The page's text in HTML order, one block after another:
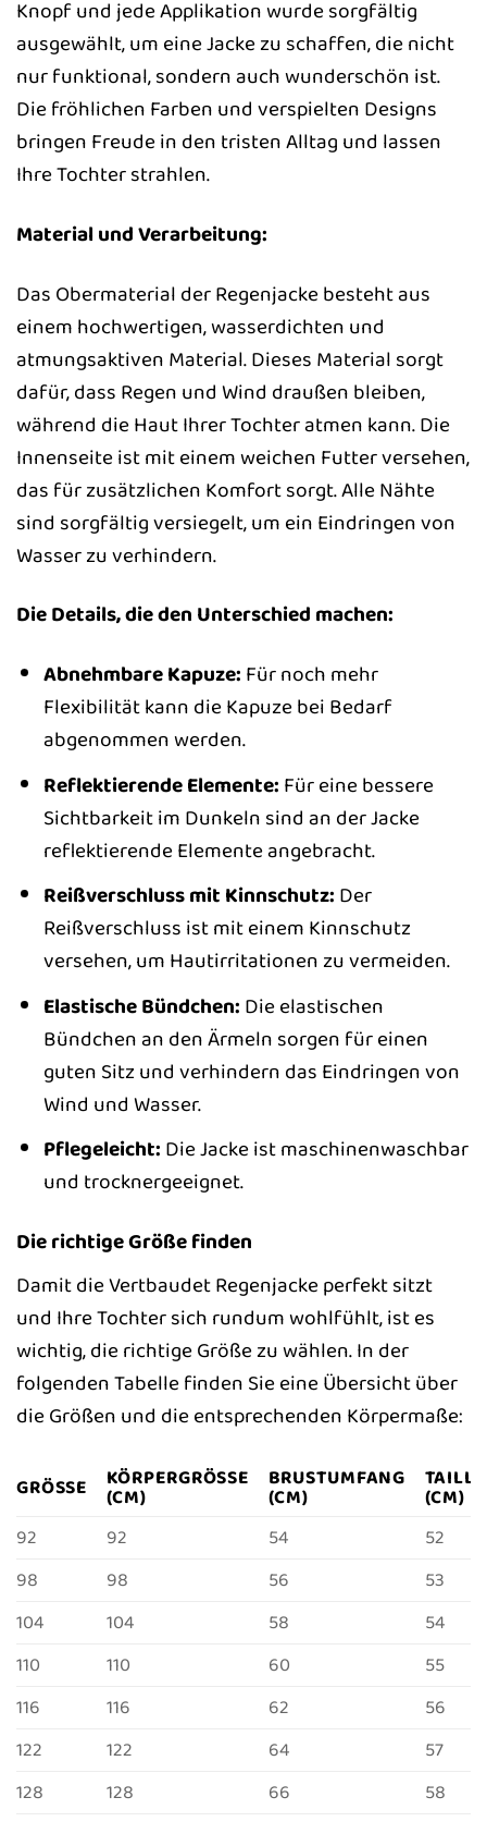
Knopf und jede Applikation wurde sorgfältig
ausgewählt, um eine Jacke zu schaffen, die nicht
nur funktional, sondern auch wunderschön ist.
Die fröhlichen Farben und verspielten Designs
bringen Freude in den tristen Alltag und lassen
Ihre Tochter strahlen.
Material und Verarbeitung:
Das Obermaterial der Regenjacke besteht aus
einem hochwertigen, wasserdichten und
atmungsaktiven Material. Dieses Material sorgt
dafür, dass Regen und Wind draußen bleiben,
während die Haut Ihrer Tochter atmen kann. Die
Innenseite ist mit einem weichen Futter versehen,
das für zusätzlichen Komfort sorgt. Alle Nähte
sind sorgfältig versiegelt, um ein Eindringen von
Wasser zu verhindern.
Die Details, die den Unterschied machen:
Abnehmbare Kapuze: Für noch mehr
Flexibilität kann die Kapuze bei Bedarf
abgenommen werden.
Reflektierende Elemente: Für eine bessere
Sichtbarkeit im Dunkeln sind an der Jacke
reflektierende Elemente angebracht.
Reißverschluss mit Kinnschutz: Der
Reißverschluss ist mit einem Kinnschutz
versehen, um Hautirritationen zu vermeiden.
Elastische Bündchen: Die elastischen
Bündchen an den Ärmeln sorgen für einen
guten Sitz und verhindern das Eindringen von
Wind und Wasser.
Pflegeleicht: Die Jacke ist maschinenwaschbar
und trocknergeeignet.
Die richtige Größe finden
Damit die Vertbaudet Regenjacke perfekt sitzt
und Ihre Tochter sich rundum wohlfühlt, ist es
wichtig, die richtige Größe zu wählen. In der
folgenden Tabelle finden Sie eine Übersicht über
die Größen und die entsprechenden Körpermaße:
GRÖSSE KÖRPERGRÖSSE (
CM)
BRUSTUMFANG
(CM)
(CM)
92
92 54
52
98
98 56
53
104
104 58
54
110
110 60
55
116
116 62
56
122
122 64
57
128
128 66 58